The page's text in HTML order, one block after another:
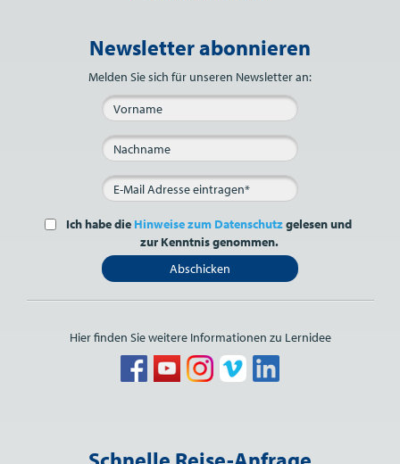
Bitte nicht ausfüllen.
Newsletter abonnieren
Melden Sie sich für unseren Newsletter an:
Ich habe die Hinweise zum Datenschutzgelesen und
zur Kenntnis genommen.
Abschicken
Hier finden Sie weitere Informationen zu Lernidee